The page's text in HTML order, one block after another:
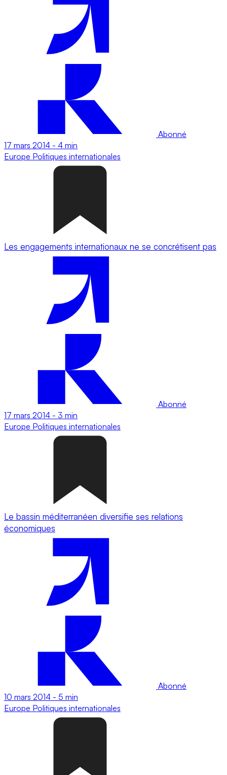
Abonné
17 mars 2014 - 4 min
Europe Politiques internationales
Les engagements internationaux ne se concrétisent pas
Abonné
17 mars 2014 - 3 min
Europe Politiques internationales
Le bassin méditerranéen diversifie ses relations
économiques
Abonné
10 mars 2014 - 5 min
Europe Politiques internationales